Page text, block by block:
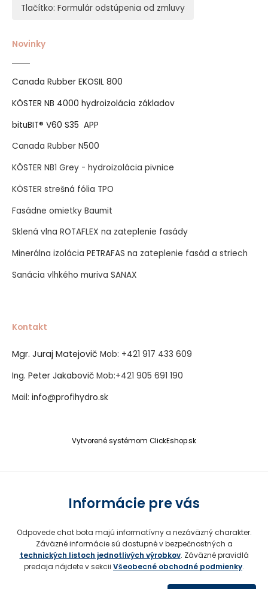
Tlačítko: Formulár odstúpenia od zmluvy
Novinky
Canada Rubber EKOSIL 800
KÖSTER NB 4000 hydroizolácia základov
bituBIT® V60 S35 APP
Canada Rubber N500
KÖSTER NB1 Grey - hydroizolácia pivnice
KÖSTER strešná fólia TPO
Fasádne omietky Baumit
Sklená vlna ROTAFLEX na zateplenie fasády
Minerálna izolácia PETRAFAS na zateplenie fasád a striech
Sanácia vlhkého muriva SANAX
Kontakt
Mgr. Juraj Matejovič Mob: +421 917 433 609
Ing. Peter Jakabovič Mob:+421 905 691 190
Mail: info@profihydro.sk
Vytvorené systémom ClickEshop.sk
Informácie pre vás
Odpovede chat bota majú informatívny a nezáväzný charakter.
Záväzné informácie sú dostupné v bezpečnostných a
technických listoch jednotlivých výrobkov. Záväzné pravidlá
predaja nájdete v sekcii Všeobecné obchodné podmienky.